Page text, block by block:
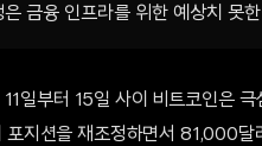
은 금융 인프라를 위한 예상치 못
일부터 15일 사이 비트코인은
포지션을 재조정하면서 81,000달